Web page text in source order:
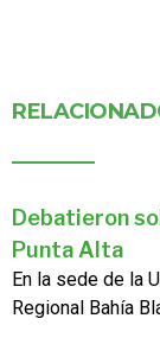
Debatieron
Punta Alta
En la sede de la
Regional Bahía